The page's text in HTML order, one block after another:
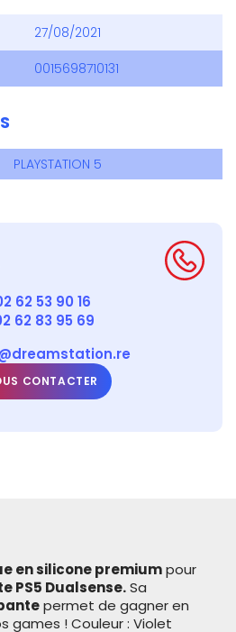
27/08/2021
0015698710131
PLAYSTATION 5
62 53 90 16
62 83 95 69
CONTACTER
en silicone premiumpour
PS5 Dualsense.Sa
permet de gagner en
games ! Couleur : Violet